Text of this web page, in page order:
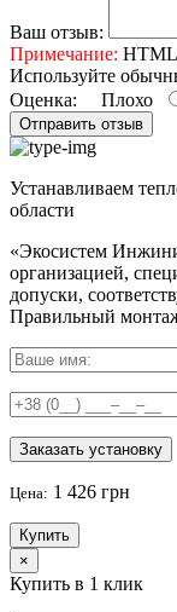
Ваш отзыв:
Примечание: HTML
Используйте
Оценка: Плохо
Отправить отзыв
Устанавливаем
области
«Экосистем
организацией,
допуски,
Правильный
Заказать установку
Цена: 1 426 грн
Купить
×
Купить в 1 клик